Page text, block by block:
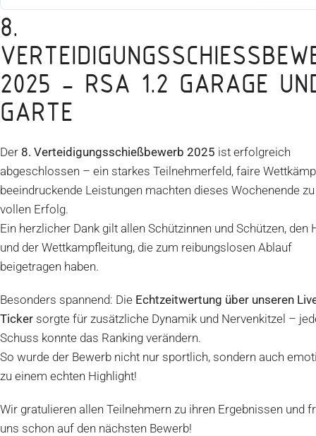
8.
025 - RSA 1.2 GARAGE UND
ARTE
Der 8. Verteidigungsschießbewerb 2025 ist erfolgreich
abgeschlossen – ein starkes Teilnehmerfeld, faire
beeindruckende Leistungen machten dieses Wochenende
vollen Erfolg.
Ein herzlicher Dank gilt allen Schützinnen und Schützen, den
und der Wettkampfleitung, die zum reibungslosen Ablauf
beigetragen haben.
Besonders spannend: Die Echtzeitwertung über unseren
Tickersorgte für zusätzliche Dynamik und Nervenkitzel –
Schuss konnte das Ranking verändern.
So wurde der Bewerb nicht nur sportlich, sondern auch
zu einem echten Highlight!
Wir gratulieren allen Teilnehmern zu ihren Ergebnissen und
uns schon auf den nächsten Bewerb!